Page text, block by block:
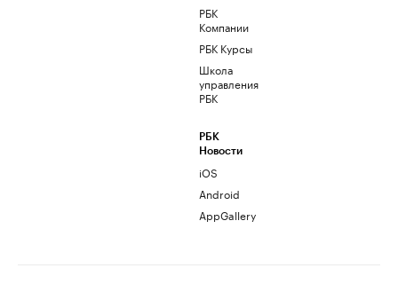
РБК
Компании
РБК Курсы
Школа
управления
РБК
РБК
Новости
iOS
Android
AppGallery